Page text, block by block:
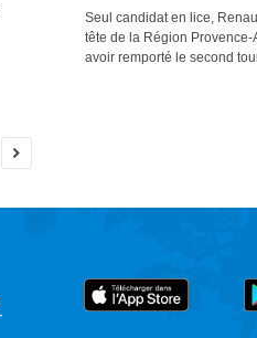
Seul candidat en lice,
tête de la Région Provence-
avoir remporté le second